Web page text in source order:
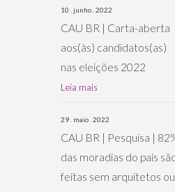
10 . junho . 2022
CAU BR | Carta-aberta
aos(às) candidatos(as)
nas eleições 2022
Leia mais
29 . maio . 2022
CAU BR | Pesquisa |
das moradias do país
feitas sem arquitetos ou